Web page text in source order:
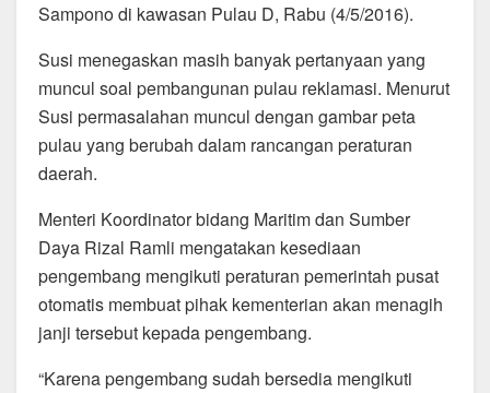
Sampono di kawasan Pulau D, Rabu (4/5/2016).
Susi menegaskan masih banyak pertanyaan yang
muncul soal pembangunan pulau reklamasi. Menurut
Susi permasalahan muncul dengan gambar peta
pulau yang berubah dalam rancangan peraturan
daerah.
Menteri Koordinator bidang Maritim dan Sumber
Daya Rizal Ramli mengatakan kesediaan
pengembang mengikuti peraturan pemerintah pusat
otomatis membuat pihak kementerian akan menagih
janji tersebut kepada pengembang.
“Karena pengembang sudah bersedia mengikuti